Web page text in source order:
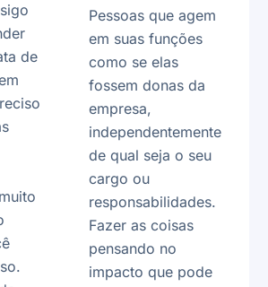
de
Pessoas que agem
em suas funções
como se elas
fossem donas da
empresa,
independentemente
de qual seja o seu
cargo ou
responsabilidades.
Fazer as coisas
pensando no
impacto que pode